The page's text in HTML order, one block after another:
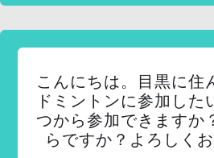
こんにちは。目黒に住
ドミントンに参加した
つから参加できますか
らですか？よろしく